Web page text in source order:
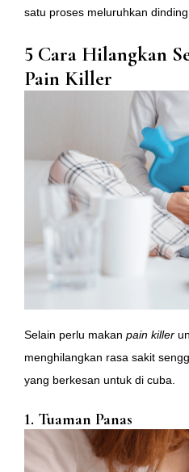
satu proses meluruhkan dinding
5 Cara Hilangkan
Pain Killer
Selain perlu makan pain killer
menghilangkan rasa sakit
yang berkesan untuk di cuba.
1. Tuaman Panas